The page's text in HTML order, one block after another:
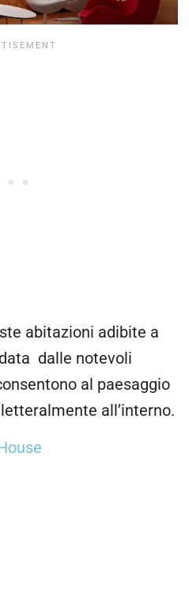
abitazioni adibite a
dalle notevoli
al paesaggio
all’interno.